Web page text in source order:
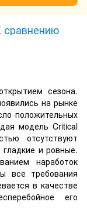
сравнению
сезона.
на рынке
положительных
модель Critical
отсутствуют
и ровные.
наработок
все требования
в качестве
его